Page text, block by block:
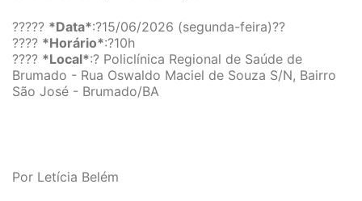
????? *Data*:?15/06/2026 (segunda-feira)??
???? *Horário*:?10h
???? *Local*:? Policlínica Regional de Saúde de
Brumado - Rua Oswaldo Maciel de Souza S/N, Bairro
São José - Brumado/BA
Por Letícia Belém